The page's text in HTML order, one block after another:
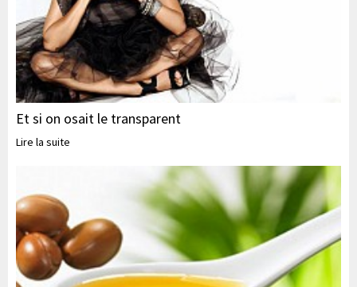
Et si on osait le transparent
Lire la suite